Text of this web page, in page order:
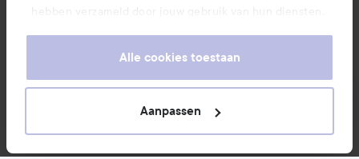
hebben verzameld door jouw gebruik van hun diensten.
website te blijven gebruiken. Voor meer informatie over
je graag door naar ons cookiebeleid.
Alle cookies toestaan
Aanpassen
Copyright 2026